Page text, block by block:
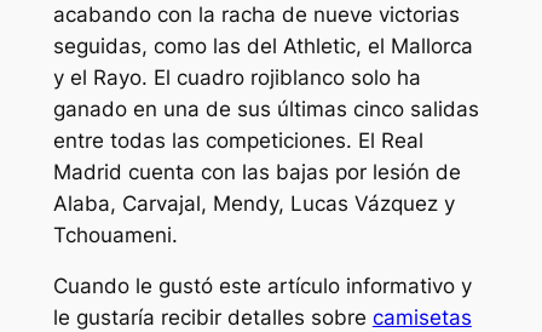
acabando con la racha de nueve victorias
seguidas, como las del Athletic, el Mallorca
y el Rayo. El cuadro rojiblanco solo ha
ganado en una de sus últimas cinco salidas
entre todas las competiciones. El Real
Madrid cuenta con las bajas por lesión de
Alaba, Carvajal, Mendy, Lucas Vázquez y
Tchouameni.
Cuando le gustó este artículo informativo y
le gustaría recibir detalles sobre camisetas